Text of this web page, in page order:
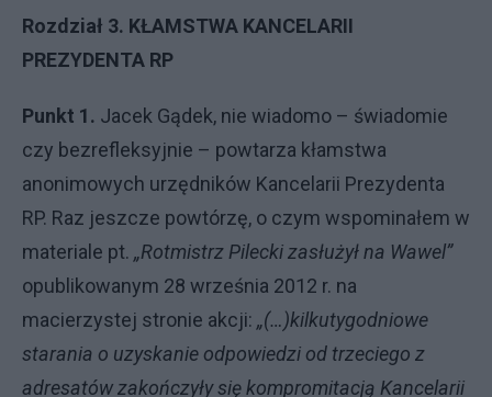
Rozdział 3. KŁAMSTWA KANCELARII
PREZYDENTA RP
Punkt 1. Jacek Gądek, nie wiadomo – świadomie
czy bezrefleksyjnie – powtarza kłamstwa
anonimowych urzędników Kancelarii Prezydenta
RP. Raz jeszcze powtórzę, o czym wspominałem w
materiale pt. „Rotmistrz Pilecki zasłużył na Wawel”
opublikowanym 28 września 2012 r. na
macierzystej stronie akcji: „(…)kilkutygodniowe
starania o uzyskanie odpowiedzi od trzeciego z
adresatów zakończyły się kompromitacją Kancelarii